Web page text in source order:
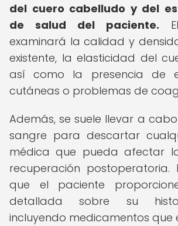
del cuero cabelludo y del
de salud del paciente.
examinará la calidad y
existente, la elasticidad del
así como la presencia de
cutáneas o problemas de
Además, se suele llevar a
sangre para descartar
médica que pueda afectar
recuperación postoperatoria.
que el paciente
detallada sobre su
incluyendo medicamentos que